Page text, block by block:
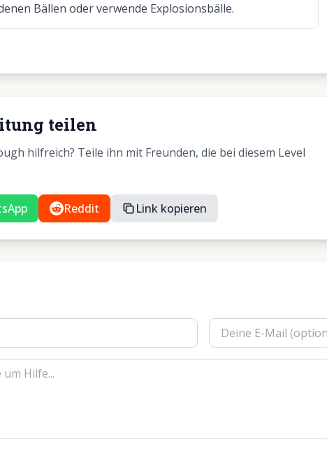
Bällen oder verwende Explosionsbälle.
teilen
hilfreich? Teile ihn mit Freunden, die bei diesem Level
Reddit Link kopieren